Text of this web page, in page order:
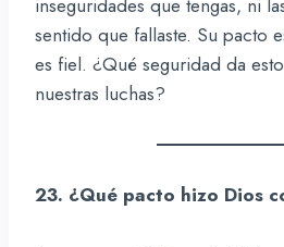
inseguridades que tengas, ni
sentido que fallaste. Su pacto
es fiel. ¿Qué seguridad da
nuestras luchas?
23. ¿Qué pacto hizo Dios